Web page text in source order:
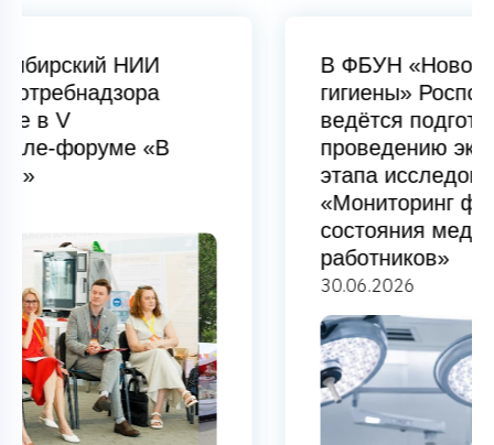
В ФБУН «Новосибирский НИИ
гигиены» Роспотребнадзора
проведению экспериментального
«Мониторинг функционального
состояния медицинских
работников»
30.06.2026